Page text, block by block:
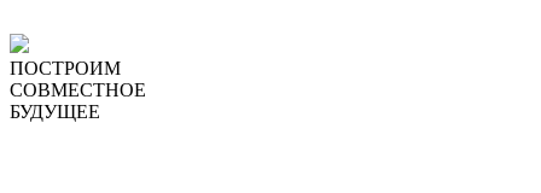
ПОСТРОИМ
СОВМЕСТНОЕ
БУДУЩЕЕ